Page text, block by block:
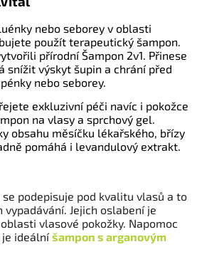
nebo seborey v oblasti
použít terapeutický šampon.
přírodní Šampon 2v1. Přinese
snížit výskyt šupin a chrání před
nebo seborey.
exkluzivní péči navíc i pokožce
na vlasy a sprchový gel.
obsahu měsíčku lékařského, břízy
pomáhá i levandulový extrakt.
se podepisuje pod kvalitu vlasů a to
Jejich oslabení je
vlasové pokožky. Napomoc
je ideálníšampon s arganovým